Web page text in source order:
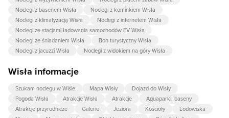
Noclegi z basenem Wisła
Noclegi z kominkiem Wisła
Noclegi z klimatyzacją Wisła
Noclegi z internetem Wisła
Noclegi ze stacjami ładowania samochodów EV Wisła
Noclegi ze śniadaniem Wisła
Bon turystyczny Wisła
Noclegi z jacuzzi Wisła
Noclegi z widokiem na góry Wisła
Wisła informacje
Szukam noclegu w Wiśle Mapa Wisły
Dojazd do Wisły
Pogoda Wisła
Atrakcje Wisła Atrakcje
Aquaparki, baseny
Atrakcje przyrodnicze
Galerie Jeziora Kościoły
Lodowiska